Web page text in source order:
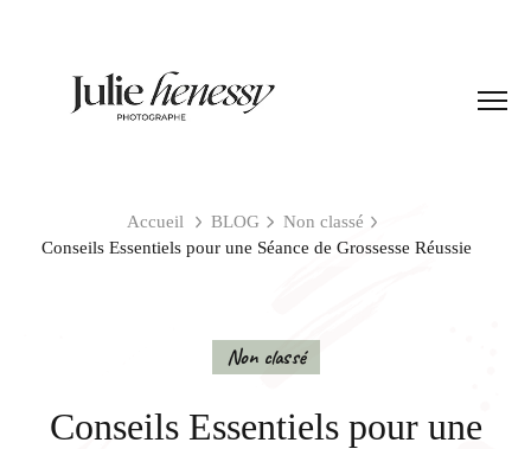
Accueil BLOG
Non classé
Conseils Essentiels pour une Séance de Grossesse Réussie
Non classé
Conseils Essentiels pour une